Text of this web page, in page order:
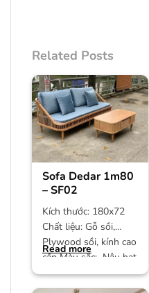
Related Posts
Sofa Dedar 1m80
– SF02
Kích thước: 180x72
Chất liệu: Gỗ sồi,
Plywood sồi, kính cao
cấp Màu sắc: Nâu hạt
dẻ Bảo hành: 12
Read more